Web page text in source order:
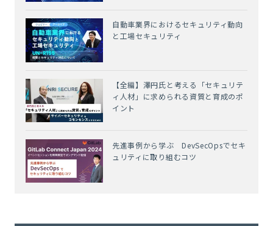
自動車業界におけるセキュリティ動向
と工場セキュリティ
【全編】澤円氏と考える「セキュリテ
ィ人材」に求められる資質と育成のポ
イント
先進事例から学ぶ DevSecOpsでセキ
ュリティに取り組むコツ